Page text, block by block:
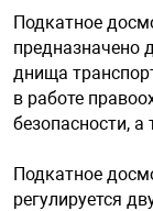
средства
ключи
Подкатное
предназначено
днища
в работе
безопасности,
Подкатное
регулируется